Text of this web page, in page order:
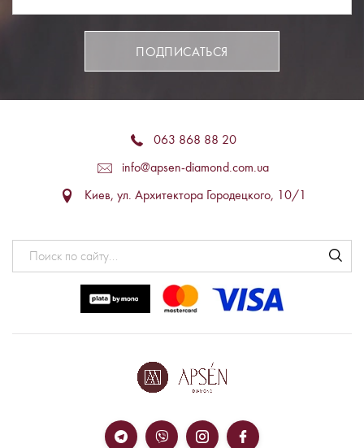
ПОДПИСАТЬСЯ
063 868 88 20
info@apsen-diamond.com.ua
Киев, ул. Архитектора Городецкого, 10/1